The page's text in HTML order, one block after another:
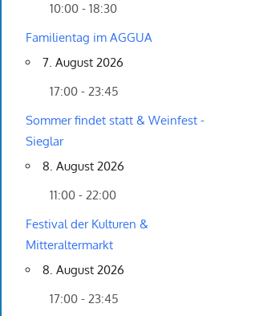
10:00 - 18:30
Familientag im AGGUA
7. August 2026
17:00 - 23:45
Sommer findet statt & Weinfest -
Sieglar
8. August 2026
11:00 - 22:00
Festival der Kulturen &
Mitteraltermarkt
8. August 2026
17:00 - 23:45